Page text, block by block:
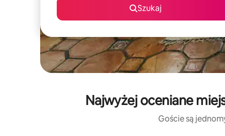
Szukaj
Najwyżej oceniane
Goście są